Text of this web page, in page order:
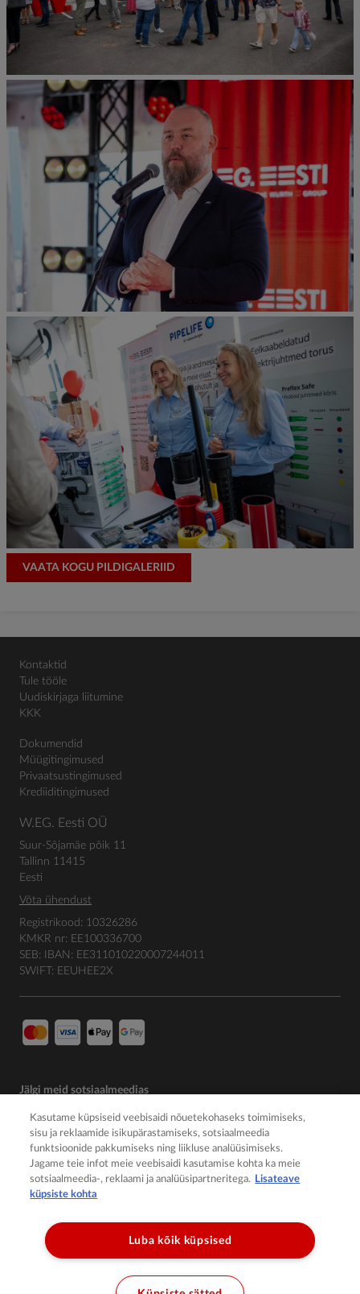
VAATA KOGU PILDIGALERIID
Kontaktid
Tule tööle
Uudiskirjaga liitumine
KKK
Dokumendid
Müügitingimused
Privaatsustingimused
Krediiditingimused
W.EG. Eesti OÜ
Suur-Sõjamäe põik 11
Tallinn 11415
Eesti
Võta ühendust
Registrikood: 10326286
KMKR nr: EE100336700
SEB: IBAN: EE311010220007244011
SWIFT: EEUHEE2X
Jälgi meid sotsiaalmeedias
Kasutame küpsiseid veebisaidi nõuetekohaseks toimimiseks,
sisu ja reklaamide isikupärastamiseks, sotsiaalmeedia
funktsioonide pakkumiseks ning liikluse analüüsimiseks.
Jagame teie infot meie veebisaidi kasutamise kohta ka meie
sotsiaalmeedia-, reklaami ja analüüsipartneritega. Lisateave
küpsiste kohta
Luba kõik küpsised